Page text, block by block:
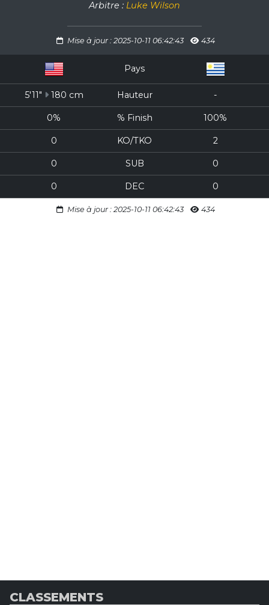
Arbitre : Luke Wilson
Mise à jour : 2025-10-11 06:42:43 434
Pays
5'11" 180 cm Hauteur -
0% % Finish 100%
0 KO/TKO 2
0 SUB 0
0 DEC 0
Mise à jour : 2025-10-11 06:42:43 434
CLASSEMENTS